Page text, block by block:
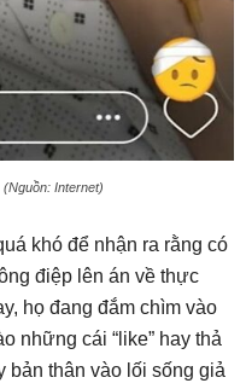
(Nguồn: Internet)
khó để nhận ra rằng có
điệp lên án về thực
họ đang đắm chìm vào
những cái “like” hay thả
bản thân vào lối sống giả